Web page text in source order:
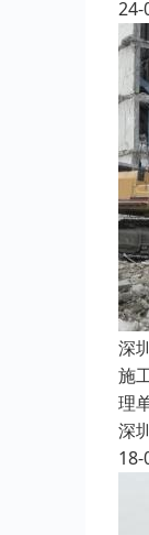
24-
深
施
理
深
18-